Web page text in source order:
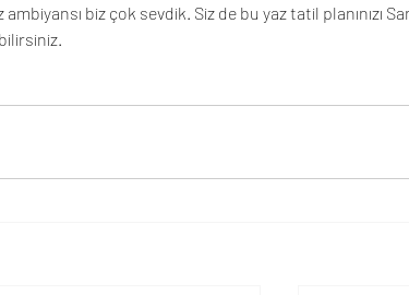
biz çok sevdik. Siz de bu yaz tatil planınızı